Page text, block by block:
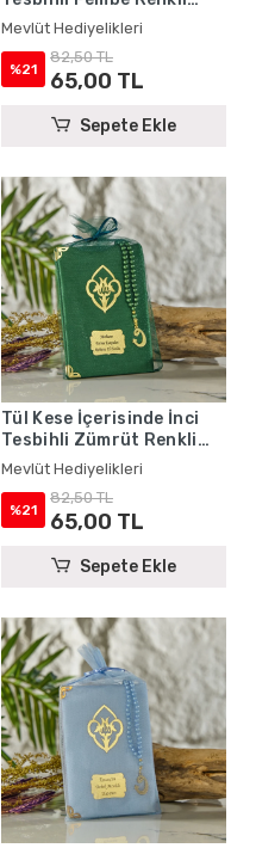
Şantuk Yasin Kitabı Seti -
Mevlüt Hediyelikleri
Mevlüt Hediyelikleri
%21
82,50 TL
65,00 TL
Sepete Ekle
Tül Kese İçerisinde İnci
Tesbihli Zümrüt Renkli
Şantuk Yasin Kitabı Seti -
Mevlüt Hediyelikleri
Mevlüt Hediyelikleri
%21
82,50 TL
65,00 TL
Sepete Ekle